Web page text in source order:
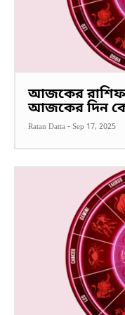
আজকের
আজকের দিন
Ratan Datta - Sep 17, 2025